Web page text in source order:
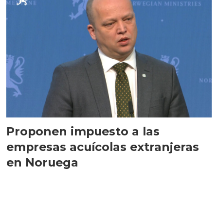
Proponen impuesto a las
empresas acuícolas extranjeras
en Noruega